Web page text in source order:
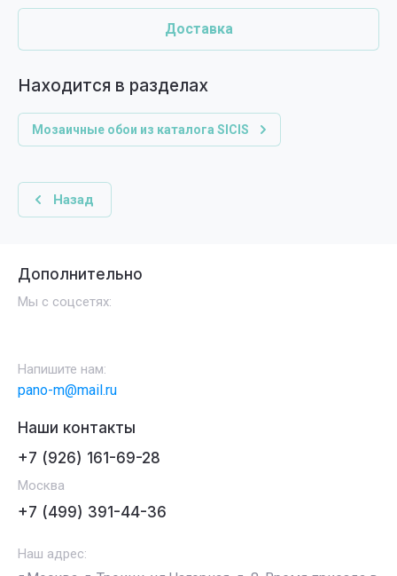
Доставка
Находится в разделах
Мозаичные обои из каталога SICIS
Назад
Наши контакты
+7 (926) 161-69-28
Москва
+7 (499) 391-44-36
Дополнительно
Мы с соцсетях:
Напишите нам:
pano-m@mail.ru
Наш адрес: